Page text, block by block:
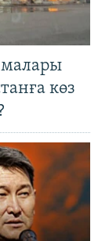
көз